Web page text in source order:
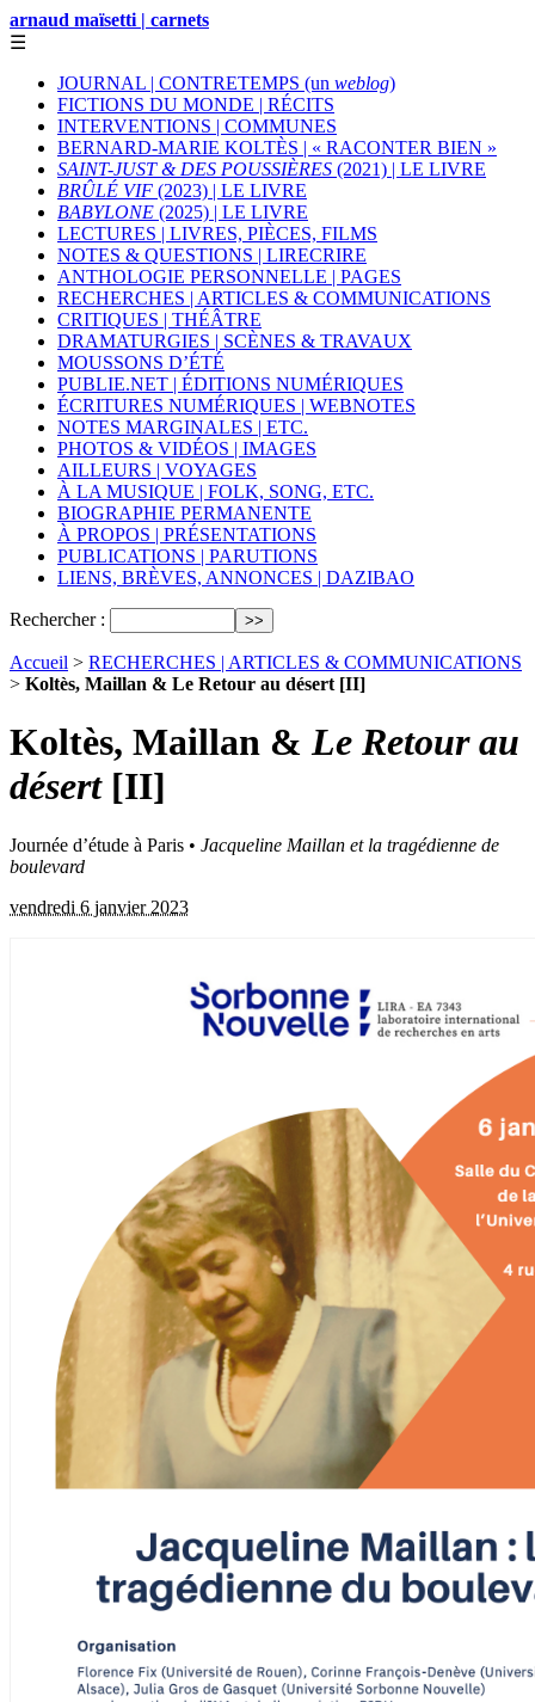
arnaud maïsetti | carnets
☰
JOURNAL | CONTRETEMPS (un weblog)
FICTIONS DU MONDE | RÉCITS
INTERVENTIONS | COMMUNES
BERNARD-MARIE KOLTÈS | « RACONTER BIEN »
SAINT-JUST & DES POUSSIÈRES (2021) | LE LIVRE
BRÛLÉ VIF (2023) | LE LIVRE
BABYLONE (2025) | LE LIVRE
LECTURES | LIVRES, PIÈCES, FILMS
NOTES & QUESTIONS | LIRECRIRE
ANTHOLOGIE PERSONNELLE | PAGES
RECHERCHES | ARTICLES & COMMUNICATIONS
CRITIQUES | THÉÂTRE
DRAMATURGIES | SCÈNES & TRAVAUX
MOUSSONS D’ÉTÉ
PUBLIE.NET | ÉDITIONS NUMÉRIQUES
ÉCRITURES NUMÉRIQUES | WEBNOTES
NOTES MARGINALES | ETC.
PHOTOS & VIDÉOS | IMAGES
AILLEURS | VOYAGES
À LA MUSIQUE | FOLK, SONG, ETC.
BIOGRAPHIE PERMANENTE
À PROPOS | PRÉSENTATIONS
PUBLICATIONS | PARUTIONS
LIENS, BRÈVES, ANNONCES | DAZIBAO
Rechercher :
Accueil > RECHERCHES | ARTICLES & COMMUNICATIONS
> Koltès, Maillan & Le Retour au désert [II]
Koltès, Maillan &Le Retour au
désert[II]
Journée d’étude à Paris • Jacqueline Maillan et la tragédienne de
boulevard
vendredi 6 janvier 2023